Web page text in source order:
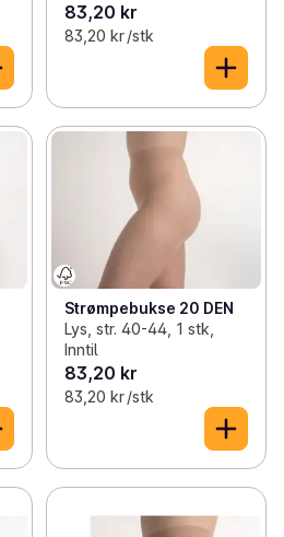
83,20 kr
83,20 kr /stk
Strømpebukse 20 DEN
Lys, str. 40-44, 1 stk,
Inntil
83,20 kr
83,20 kr /stk